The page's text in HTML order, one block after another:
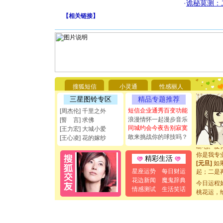
·诡秘莫测：
【相关链接】
搜狐短信 小灵通 性感丽人
三星图铃专区
[周杰伦] 千里之外
[誓 言] 求佛
[王力宏] 大城小爱
[王心凌] 花的嫁纱
精品专题推荐
短信企业通秀百变功能
浪漫情怀一起漫步音乐
同城约会今夜告别寂寞
敢来挑战你的球技吗？
精彩生活
星座运势
每日财运
花边新闻
魔鬼辞典
情感测试
生活笑话
要平安
[圣诞节]
能正大光
都要快乐
[圣诞节]
如意,快
[元旦]看
断电。爱
你是我专
[元旦]如
起；二是
离。水晶
[元旦]当
泣，这痛
卖了。水
今日运程
桃花运，